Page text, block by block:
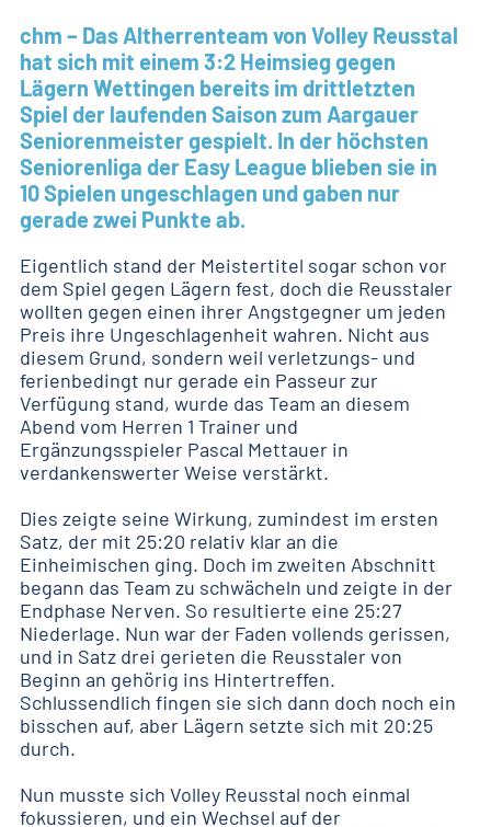
chm – Das Altherrenteam von Volley Reusstal
hat sich mit einem 3:2 Heimsieg gegen
Lägern Wettingen bereits im drittletzten
Spiel der laufenden Saison zum Aargauer
Seniorenmeister gespielt. In der höchsten
Seniorenliga der Easy League blieben sie in
10 Spielen ungeschlagen und gaben nur
gerade zwei Punkte ab.
Eigentlich stand der Meistertitel sogar schon vor
dem Spiel gegen Lägern fest, doch die Reusstaler
wollten gegen einen ihrer Angstgegner um jeden
Preis ihre Ungeschlagenheit wahren. Nicht aus
diesem Grund, sondern weil verletzungs- und
ferienbedingt nur gerade ein Passeur zur
Verfügung stand, wurde das Team an diesem
Abend vom Herren 1 Trainer und
Ergänzungsspieler Pascal Mettauer in
verdankenswerter Weise verstärkt.
Dies zeigte seine Wirkung, zumindest im ersten
Satz, der mit 25:20 relativ klar an die
Einheimischen ging. Doch im zweiten Abschnitt
begann das Team zu schwächeln und zeigte in der
Endphase Nerven. So resultierte eine 25:27
Niederlage. Nun war der Faden vollends gerissen,
und in Satz drei gerieten die Reusstaler von
Beginn an gehörig ins Hintertreffen.
Schlussendlich fingen sie sich dann doch noch ein
bisschen auf, aber Lägern setzte sich mit 20:25
durch.
Nun musste sich Volley Reusstal noch einmal
fokussieren, und ein Wechsel auf der